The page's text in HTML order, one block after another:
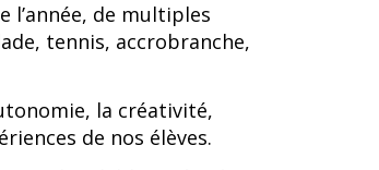
de multiples
tennis, accrobranche,
la créativité,
de nos élèves.